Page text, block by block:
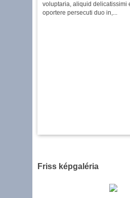
voluptaria, aliquid delicatissimi
oportere persecuti duo in,...
Friss képgaléria